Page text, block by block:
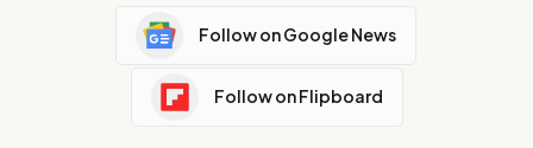
Follow on Google News
Follow on Flipboard